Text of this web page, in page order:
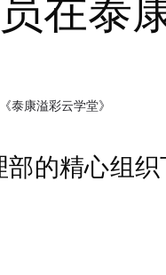
在泰
泰康溢彩云学堂》
部的精心组